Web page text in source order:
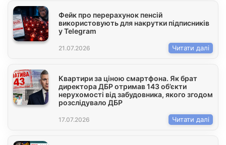
Фейк про перерахунок пенсій
використовують для накрутки підписників
у Telegram
21.07.2026 Читати далі
Квартири за ціною смартфона. Як брат
директора ДБР отримав 143 об’єкти
нерухомості від забудовника, якого згодом
розслідувало ДБР
17.07.2026 Читати далі